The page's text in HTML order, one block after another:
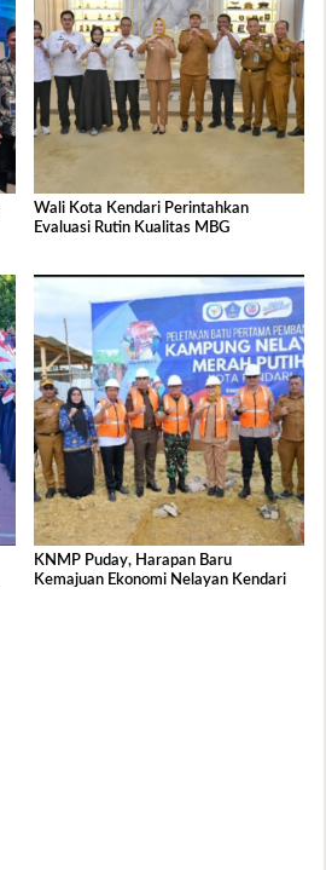
Wali Kota Kendari Perintahkan
Evaluasi Rutin Kualitas MBG
KNMP Puday, Harapan Baru
Kemajuan Ekonomi Nelayan Kendari